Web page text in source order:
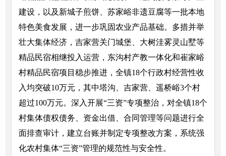
建设，以及新城子煎饼、苏家峪非遗豆腐等一批本地
特色美食发展，进一步巩固农业产品基础。多措并举
壮大集体经济，吉家营关门城堡、大树洼雾灵山墅等
精品民宿相继投入运营，东沟村产教一体化和崔家峪
村精品民宿项目稳步推进，全镇18个行政村经营性收
入均突破10万元，其中塔沟、吉家营、遥桥峪3个村
超过100万元。深入开展“三资”专项整治，对全镇18个
村集体债权债务、资金出借、合同管理等问题进行全
面排查审计，建立台账并制定专项整改方案，系统强
化农村集体“三资”管理的规范性与安全性。